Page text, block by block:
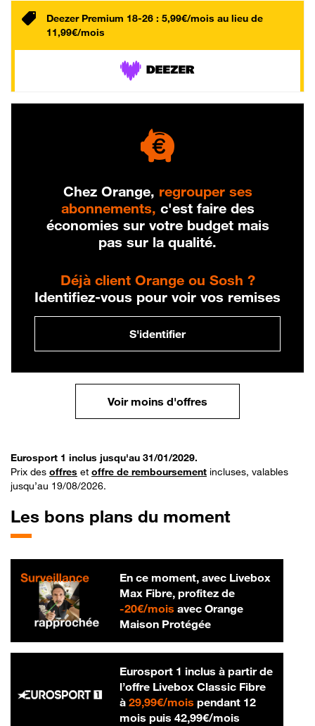
Deezer Premium 18-26 : 5,99€/mois au lieu de
11,99€/mois
Chez Orange, regrouper ses
abonnements, c'est faire des
économies sur votre budget mais
pas sur la qualité.
Déjà client Orange ou Sosh ?
Identifiez-vous pour voir vos remises
S'identifier
Voir moins d'offres
Eurosport 1 inclus jusqu'au 31/01/2029.
Prix des offres et offre de remboursement incluses, valables
jusqu’au 19/08/2026.
Les bons plans du moment
En ce moment, avec Livebox
Max Fibre, profitez de
-20€/mois20 € par mois
avec Orange
Maison Protégée
Eurosport 1 inclus à partir de
l’offre Livebox Classic Fibre
à 29,99€/mois29,99 € par mois
pendant 12
mois puis 42,99€/mois42,99 € par